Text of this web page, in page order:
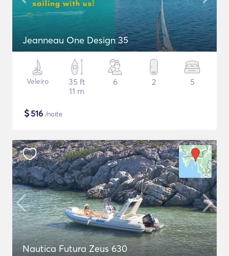
Jeanneau One Design 35
Veleiro
35 ft
11 m
6 2 5
$516 /noite
Nautica Futura Zeus 630